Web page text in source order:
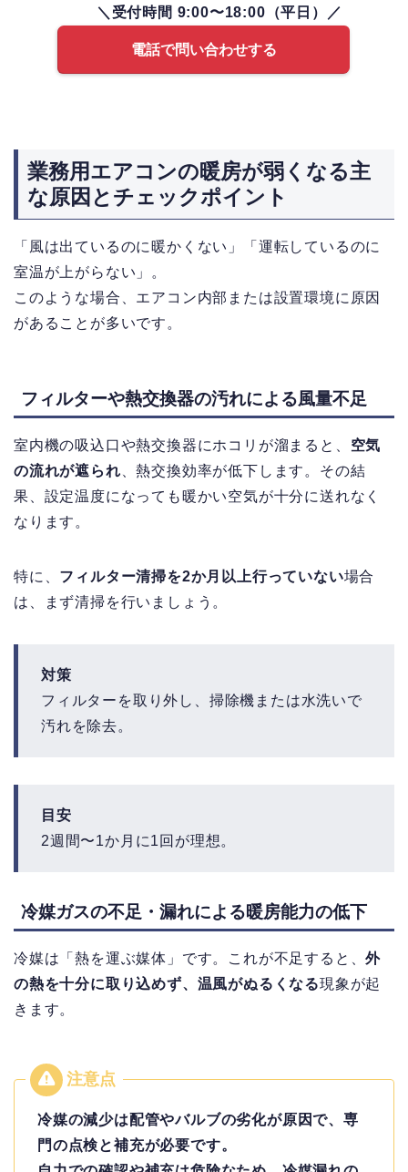
＼受付時間 9:00〜18:00（平日）／
電話で問い合わせする
業務用エアコンの暖房が弱くなる主
な原因とチェックポイント
「風は出ているのに暖かくない」「運転しているのに
室温が上がらない」。
このような場合、エアコン内部または設置環境に原因
があることが多いです。
フィルターや熱交換器の汚れによる風量不足
室内機の吸込口や熱交換器にホコリが溜まると、 空気
の流れが遮られ 、熱交換効率が低下します。 その結
果、設定温度になっても暖かい空気が十分に送れなく
なります。
特に、 フィルター清掃を2か月以上行っていない場合
は、まず清掃を行いましょう。
対策
フィルターを取り外し、掃除機または水洗いで
汚れを除去。
目安
2週間〜1か月に1回が理想。
冷媒ガスの不足・漏れによる暖房能力の低下
冷媒は「熱を運ぶ媒体」です。これが不足すると、外
の熱を十分に取り込めず、温風がぬるくなる現象が起
きます。
冷媒の減少は配管やバルブの劣化が原因で、専
門の点検と補充が必要です。